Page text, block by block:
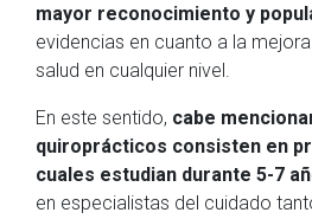
mayor reconocimiento y
evidencias en cuanto a la
salud en cualquier nivel.
En este sentido, cabe
quiroprácticos consisten en
cuales estudian durante 5-7
en especialistas del cuidado